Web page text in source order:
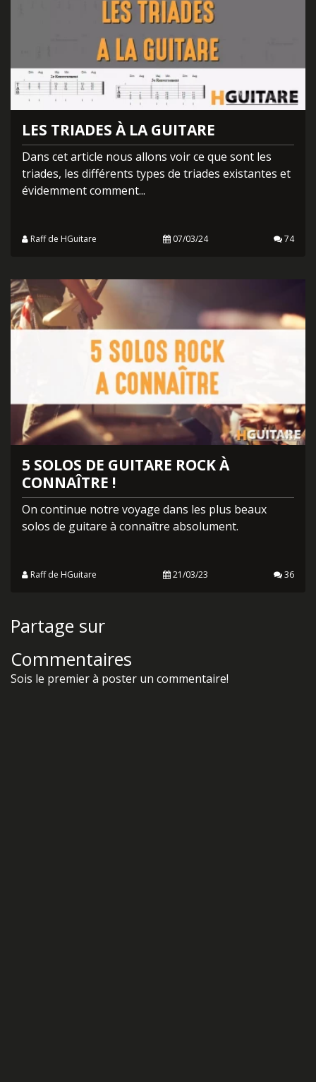
LES TRIADES À LA GUITARE
Dans cet article nous allons voir ce que sont les
triades, les différents types de triades existantes et
évidemment comment...
Raff de HGuitare 07/03/24 74
5 SOLOS DE GUITARE ROCK À
CONNAÎTRE !
On continue notre voyage dans les plus beaux
solos de guitare à connaître absolument.
Raff de HGuitare 21/03/23 36
Partage sur
Facebook Twitter